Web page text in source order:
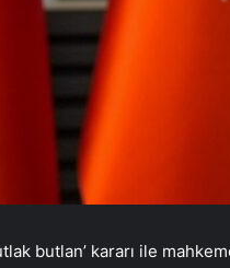
butlan’ kararı ile